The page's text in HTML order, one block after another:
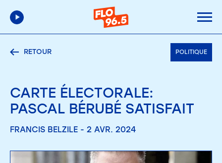
RETOUR POLITIQUE
CARTE ÉLECTORALE:
PASCAL BÉRUBÉ SATISFAIT
FRANCIS BELZILE - 2 AVR. 2024